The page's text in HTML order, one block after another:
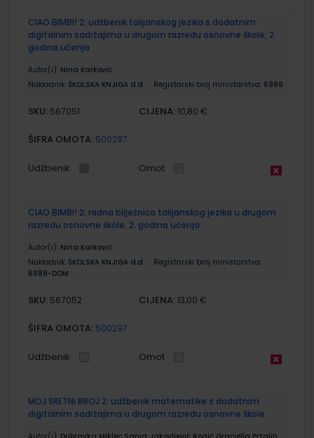
CIAO BIMBI! 2; udžbenik talijanskog jezika s dodatnim
digitalnim sadržajima u drugom razredu osnovne škole, 2.
godina učenja
Autor(i): Nina Karković
Nakladnik: ŠKOLSKA KNJIGA d.d. Registarski broj ministarstva: 6989
SKU: 567051 CIJENA: 10,80 €
ŠIFRA OMOTA: 500297
Udžbenik Omot
CIAO BIMBI! 2; radna bilježnica talijanskog jezika u drugom
razredu osnovne škole, 2. godina učenja
Autor(i): Nina Karković
Nakladnik: ŠKOLSKA KNJIGA d.d.
Registarski broj ministarstva:
6989-DOM
SKU: 567052 CIJENA: 13,00 €
ŠIFRA OMOTA: 500297
Udžbenik Omot
MOJ SRETNI BROJ 2; udžbenik matematike s dodatnim
digitalnim sadržajima u drugom razredu osnovne škole